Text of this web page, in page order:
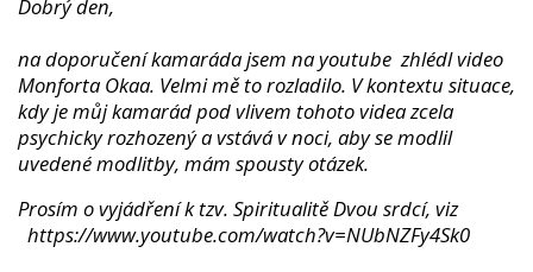
Dobrý den,
na doporučení kamaráda jsem na youtube zhlédl video
Monforta Okaa. Velmi mě to rozladilo. V kontextu situace,
kdy je můj kamarád pod vlivem tohoto videa zcela
psychicky rozhozený a vstává v noci, aby se modlil
uvedené modlitby, mám spousty otázek.
Prosím o vyjádření k tzv. Spiritualitě Dvou srdcí, viz
https://www.youtube.com/watch?v=NUbNZFy4Sk0